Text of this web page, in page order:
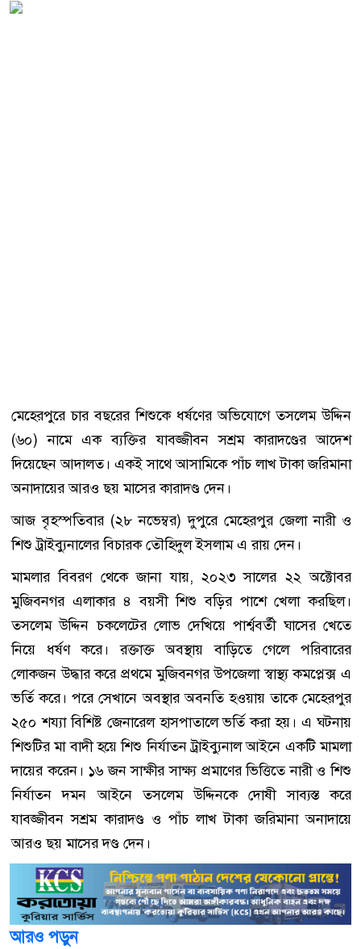
মেহেরপুরে চার বছরের শিশুকে ধর্ষণের অভিযোগে তসলেম উদ্দিন
(৬০) নামে এক ব্যক্তির যাবজ্জীবন সশ্রম কারাদণ্ডের আদেশ
দিয়েছেন আদালত। একই সাথে আসামিকে পাঁচ লাখ টাকা জরিমানা
অনাদায়ের আরও ছয় মাসের কারাদণ্ড দেন।
আজ বৃহস্পতিবার (২৮ নভেম্বর) দুপুরে মেহেরপুর জেলা নারী ও
শিশু ট্রাইব্যুনালের বিচারক তৌহিদুল ইসলাম এ রায় দেন।
মামলার বিবরণ থেকে জানা যায়, ২০২৩ সালের ২২ অক্টোবর
মুজিবনগর এলাকার ৪ বয়সী শিশু বড়ির পাশে খেলা করছিল।
তসলেম উদ্দিন চকলেটের লোভ দেখিয়ে পার্শ্ববর্তী ঘাসের খেতে
নিয়ে ধর্ষণ করে। রক্তাক্ত অবস্থায় বাড়িতে গেলে পরিবারের
লোকজন উদ্ধার করে প্রথমে মুজিবনগর উপজেলা স্বাস্থ্য কমপ্লেক্স এ
ভর্তি করে। পরে সেখানে অবস্থার অবনতি হওয়ায় তাকে মেহেরপুর
২৫০ শয্যা বিশিষ্ট জেনারেল হাসপাতালে ভর্তি করা হয়। এ ঘটনায়
শিশুটির মা বাদী হয়ে শিশু নির্যাতন ট্রাইব্যুনাল আইনে একটি মামলা
দায়ের করেন। ১৬ জন সাক্ষীর সাক্ষ্য প্রমাণের ভিত্তিতে নারী ও শিশু
নির্যাতন দমন আইনে তসলেম উদ্দিনকে দোষী সাব্যস্ত করে
যাবজ্জীবন সশ্রম কারাদণ্ড ও পাঁচ লাখ টাকা জরিমানা অনাদায়ে
আরও ছয় মাসের দণ্ড দেন।
আরও পড়ুন